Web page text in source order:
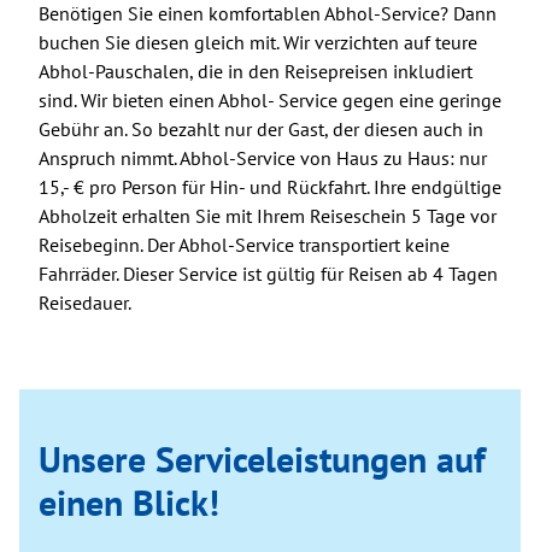
Benötigen Sie einen komfortablen Abhol-Service? Dann
buchen Sie diesen gleich mit. Wir verzichten auf teure
Abhol-Pauschalen, die in den Reisepreisen inkludiert
sind. Wir bieten einen Abhol- Service gegen eine geringe
Gebühr an. So bezahlt nur der Gast, der diesen auch in
Anspruch nimmt. Abhol-Service von Haus zu Haus: nur
15,- € pro Person für Hin- und Rückfahrt. Ihre endgültige
Abholzeit erhalten Sie mit Ihrem Reiseschein 5 Tage vor
Reisebeginn. Der Abhol-Service transportiert keine
Fahrräder. Dieser Service ist gültig für Reisen ab 4 Tagen
Reisedauer.
Unsere Serviceleistungen auf
einen Blick!